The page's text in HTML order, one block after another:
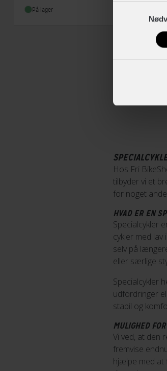
Du kan til
På lager
Hos Fri
tilbyder vi et
for noget
HVAD ER EN
Specialcykler
cykler med
selv på
eller særlige
Specialcykler
udfordringer
stabil og
MULIGHED
Vi ved, at den
fremvise
hjælpe med at